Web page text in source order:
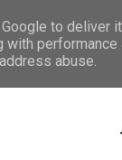
to deliver
with
abuse.